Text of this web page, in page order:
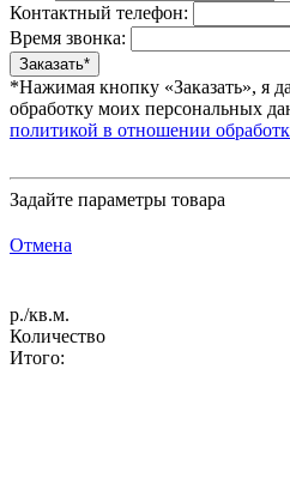
Контактный телефон:
Время звонка:
*Нажимая кнопку «Заказать», я
обработку моих персональных
политикой в отношении
Задайте параметры товара
Отмена
р./кв.м.
Количество
Итого: